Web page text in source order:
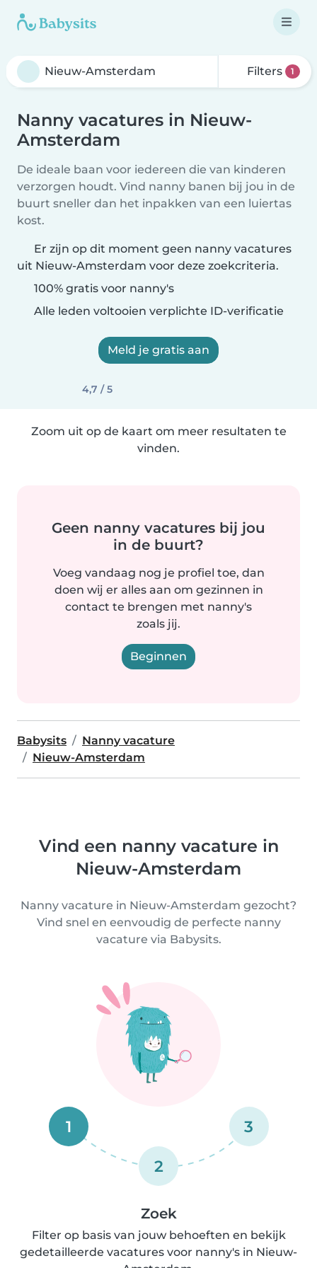
Filters 1
Nanny vacatures in Nieuw-
Amsterdam
De ideale baan voor iedereen die van kinderen
verzorgen houdt. Vind nanny banen bij jou in de
buurt sneller dan het inpakken van een luiertas
kost.
Er zijn op dit moment geen nanny vacatures
uit Nieuw-Amsterdam voor deze zoekcriteria.
100% gratis voor nanny's
Alle leden voltooien verplichte ID-verificatie
Meld je gratis aan
4,7 / 5
Zoom uit op de kaart om meer resultaten te
vinden.
Geen nanny vacatures bij jou
in de buurt?
Voeg vandaag nog je profiel toe, dan
doen wij er alles aan om gezinnen in
contact te brengen met nanny's
zoals jij.
Beginnen
Babysits
Nanny vacature
Nieuw-Amsterdam
Vind een nanny vacature in
Nieuw-Amsterdam
Nanny vacature in Nieuw-Amsterdam gezocht?
Vind snel en eenvoudig de perfecte nanny
vacature via Babysits.
1
2
3
Zoek
Filter op basis van jouw behoeften en bekijk
gedetailleerde vacatures voor nanny's in Nieuw-